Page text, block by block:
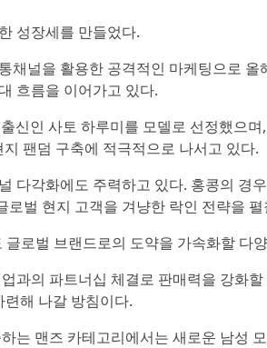
성장세를 만들었다.
채널을 활용한 공격적인 마케팅으로
흐름을 이어가고 있다.
신인 사토 하루미를 모델로 선정했으
지 팬덤 구축에 적극적으로 나서고 있다.
다각화에도 주력하고 있다. 홍콩의 경
로벌 현지 고객을 겨냥한 락인 전략을
글로벌 브랜드로의 도약을 가속화할 다
과의 파트너십 체결로 판매력을 강화
해 나갈 방침이다.
는 맨즈 카테고리에서는 새로운 남성